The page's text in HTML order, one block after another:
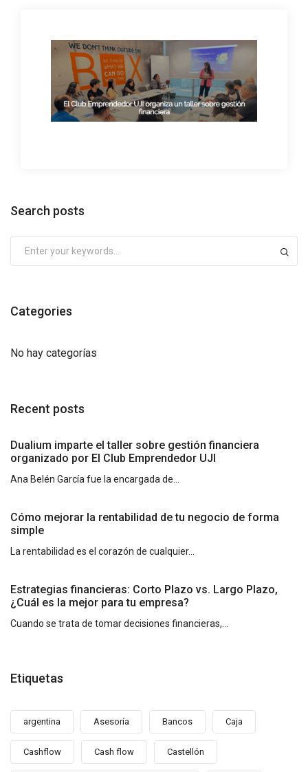
Search posts
Categories
No hay categorías
Recent posts
Dualium imparte el taller sobre gestión financiera
organizado por El Club Emprendedor UJI
Ana Belén García fue la encargada de...
Cómo mejorar la rentabilidad de tu negocio de forma
simple
La rentabilidad es el corazón de cualquier...
Estrategias financieras: Corto Plazo vs. Largo Plazo,
¿Cuál es la mejor para tu empresa?
Cuando se trata de tomar decisiones financieras,...
Etiquetas
argentina Asesoría Bancos Caja
Cashflow Cash flow Castellón